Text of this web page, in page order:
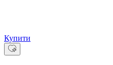
Купити